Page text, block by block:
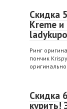
Скидка
Kreme и
Ринг
пончик
Скидка
курить!